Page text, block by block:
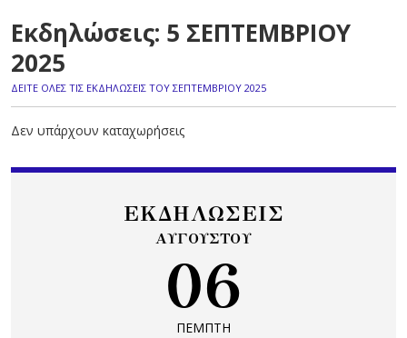
Εκδηλώσεις: 5 ΣΕΠΤΕΜΒΡΙΟΥ
2025
ΔΕΙΤΕ ΟΛΕΣ ΤΙΣ ΕΚΔΗΛΩΣΕΙΣ ΤΟΥ ΣΕΠΤΕΜΒΡΙΟΥ 2025
Δεν υπάρχουν καταχωρήσεις
ΕΚΔΗΛΩΣΕΙΣ
ΑΥΓΟΥΣΤΟΥ
06
ΠΕΜΠΤΗ